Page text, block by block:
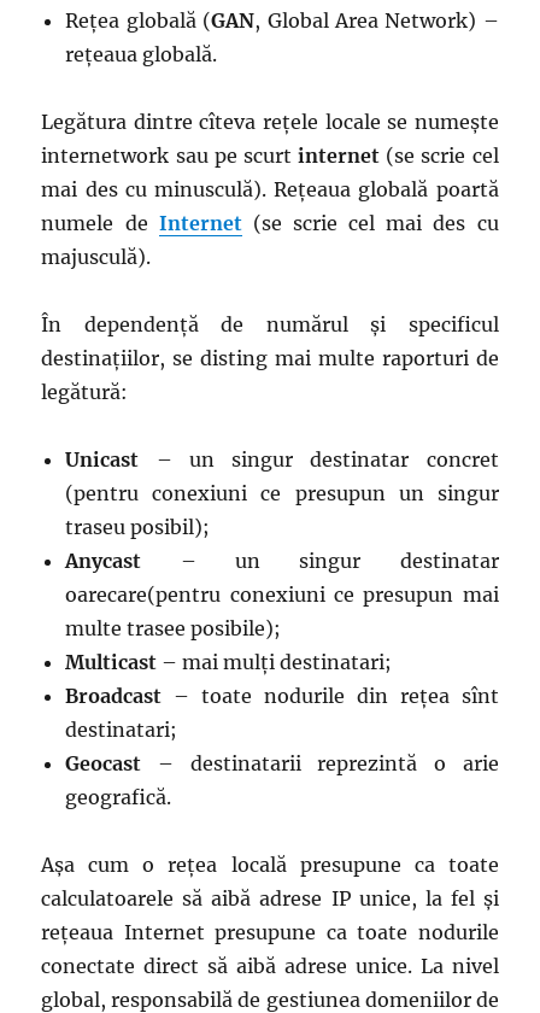
Rețea globală (GAN, Global Area Network) –
rețeaua globală.
Legătura dintre cîteva rețele locale se numește
internetwork sau pe scurtinternet (se scrie cel
mai des cu minusculă). Rețeaua globală poartă
numele de Internet(se scrie cel mai des cu
majusculă).
În dependență de numărul și specificul
destinațiilor, se disting mai multe raporturi de
legătură:
Unicast – un singur destinatar concret
(pentru conexiuni ce presupun un singur
traseu posibil);
Anycast – un singur destinatar
oarecare(pentru conexiuni ce presupun mai
multe trasee posibile);
Multicast – mai mulți destinatari;
Broadcast – toate nodurile din rețea sînt
destinatari;
Geocast – destinatarii reprezintă o arie
geografică.
Așa cum o rețea locală presupune ca toate
calculatoarele să aibă adrese IP unice, la fel și
rețeaua Internet presupune ca toate nodurile
conectate direct să aibă adrese unice. La nivel
global, responsabilă de gestiunea domeniilor de